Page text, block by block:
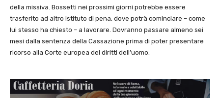
della missiva. Bossetti nei prossimi giorni potrebbe essere
trasferito ad altro istituto di pena, dove potrà cominciare – come
lui stesso ha chiesto – a lavorare. Dovranno passare almeno sei
mesi dalla sentenza della Cassazione prima di poter presentare
ricorso alla Corte europea dei diritti dell’uomo.​